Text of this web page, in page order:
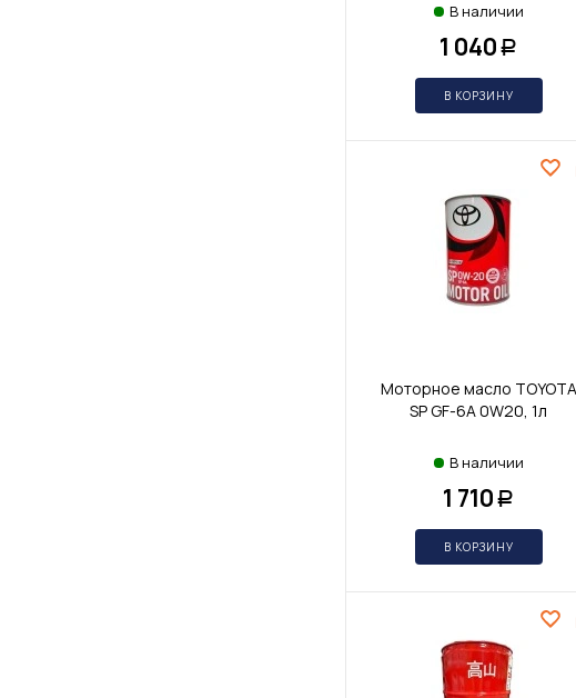
В наличии
1 040 Р
В КОРЗИНУ
Моторное масло TOYOTA
SP GF-6A 0W20, 1л
В наличии
1 710 Р
В КОРЗИНУ